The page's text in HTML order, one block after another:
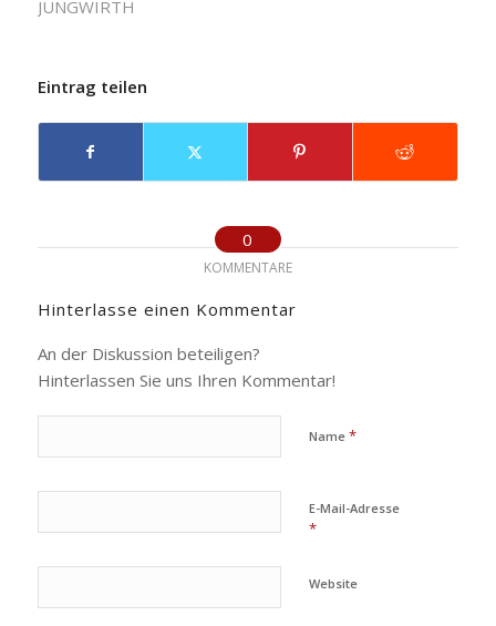
JUNGWIRTH
Eintrag teilen
0
KOMMENTARE
Hinterlasse einen Kommentar
An der Diskussion beteiligen?
Hinterlassen Sie uns Ihren Kommentar!
Name *
E-Mail-Adresse
*
Website